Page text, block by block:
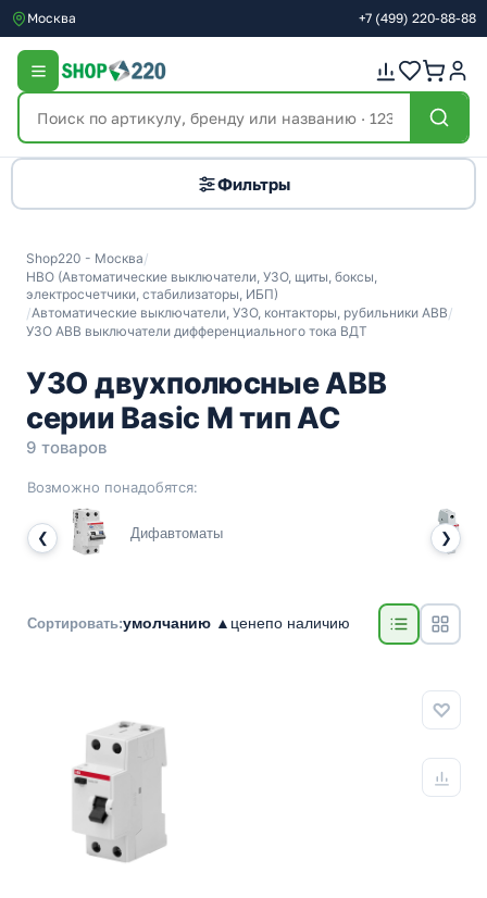
Москва +7 (499) 220-88-88
Фильтры
Shop220 - Москва/
НВО (Автоматические выключатели, УЗО, щиты, боксы,
электросчетчики, стабилизаторы, ИБП)
/Автоматические выключатели, УЗО, контакторы, рубильники ABB/
УЗО ABB выключатели дифференциального тока ВДТ
УЗО двухполюсные ABB
серии Basic M тип АС
9 товаров
Возможно понадобятся:
❮ Дифавтоматы ❯
Сортировать:умолчанию ▲ ценепо наличию